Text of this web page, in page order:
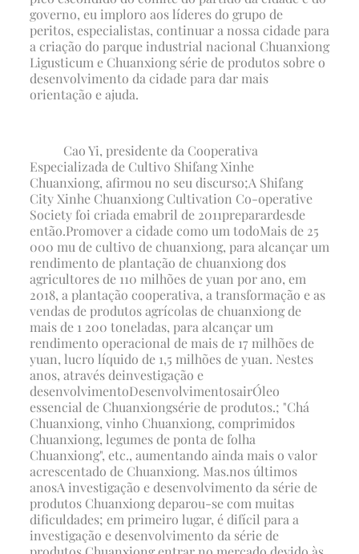
governo, eu imploro aos líderes do grupo de
peritos, especialistas, continuar a nossa cidade para
a criação do parque industrial nacional Chuanxiong
Ligusticum e Chuanxiong série de produtos sobre o
desenvolvimento da cidade para dar mais
orientação e ajuda.
Cao Yi, presidente da Cooperativa
Especializada de Cultivo Shifang Xinhe
Chuanxiong, afirmou no seu discurso;A Shifang
City Xinhe Chuanxiong Cultivation Co-operative
Society foi criada emabril de 2011preparardesde
então.Promover a cidade como um todoMais de 25
000 mu de cultivo de chuanxiong, para alcançar um
rendimento de plantação de chuanxiong dos
agricultores de 110 milhões de yuan por ano, em
2018, a plantação cooperativa, a transformação e as
vendas de produtos agrícolas de chuanxiong de
mais de 1 200 toneladas, para alcançar um
rendimento operacional de mais de 17 milhões de
yuan, lucro líquido de 1,5 milhões de yuan. Nestes
anos, através deinvestigação e
desenvolvimentoDesenvolvimentosairÓleo
essencial de Chuanxiongsérie de produtos.; "Chá
Chuanxiong, vinho Chuanxiong, comprimidos
Chuanxiong, legumes de ponta de folha
Chuanxiong", etc., aumentando ainda mais o valor
acrescentado de Chuanxiong. Mas.nos últimos
anosA investigação e desenvolvimento da série de
produtos Chuanxiong deparou-se com muitas
dificuldades; em primeiro lugar, é difícil para a
investigação e desenvolvimento da série de